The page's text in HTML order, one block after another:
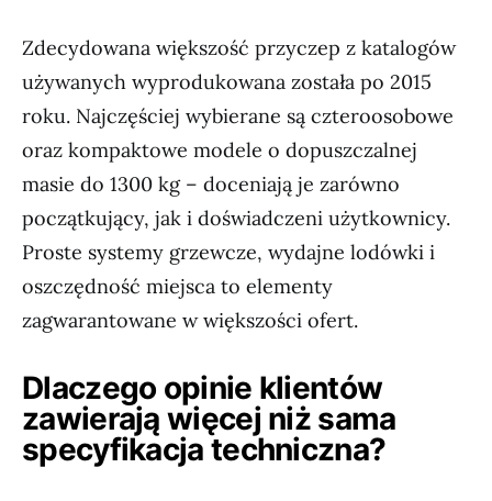
Zdecydowana większość przyczep z katalogów
używanych wyprodukowana została po 2015
roku. Najczęściej wybierane są czteroosobowe
oraz kompaktowe modele o dopuszczalnej
masie do 1300 kg – doceniają je zarówno
początkujący, jak i doświadczeni użytkownicy.
Proste systemy grzewcze, wydajne lodówki i
oszczędność miejsca to elementy
zagwarantowane w większości ofert.
Dlaczego opinie klientów
zawierają więcej niż sama
specyfikacja techniczna?